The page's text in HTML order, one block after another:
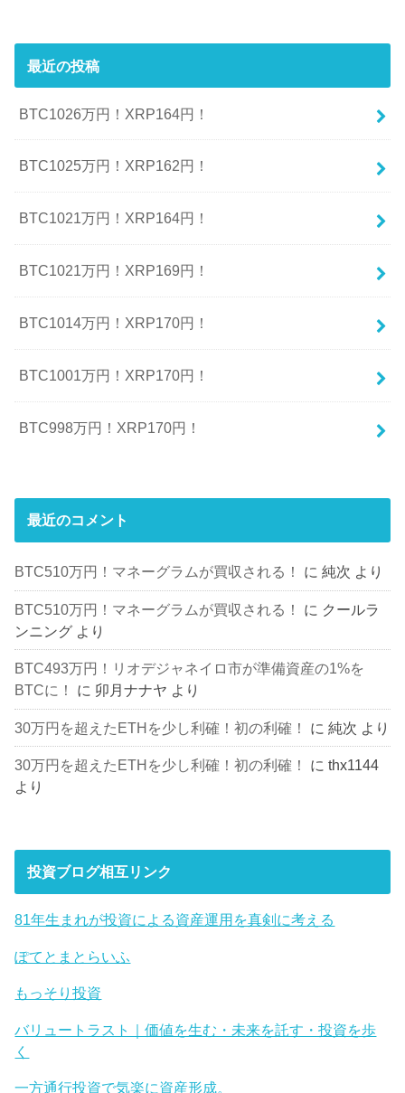
最近の投稿
BTC1026万円！XRP164円！
BTC1025万円！XRP162円！
BTC1021万円！XRP164円！
BTC1021万円！XRP169円！
BTC1014万円！XRP170円！
BTC1001万円！XRP170円！
BTC998万円！XRP170円！
最近のコメント
BTC510万円！マネーグラムが買収される！ に純次 より
BTC510万円！マネーグラムが買収される！ に クールラ
ンニング より
BTC493万円！リオデジャネイロ市が準備資産の1%を
BTCに！
に 卯月ナナヤ より
30万円を超えたETHを少し利確！初の利確！ に純次 より
30万円を超えたETHを少し利確！初の利確！ にthx1144
より
投資ブログ相互リンク
81年生まれが投資による資産運用を真剣に考える
ぽてとまとらいふ
もっそり投資
バリュートラスト｜価値を生む・未来を託す・投資を歩
く
一方通行投資で気楽に資産形成。